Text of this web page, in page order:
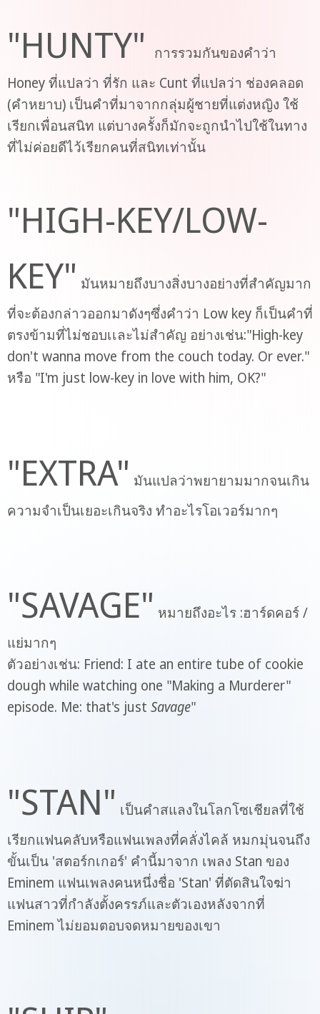
"HUNTY"
การรวมกันของคำว่า
Honey ที่แปลว่า ที่รัก และ Cunt ที่แปลว่า ช่องคลอด
(คำหยาบ) เป็นคำที่มาจากกลุ่มผู้ชายที่แต่งหญิง ใช้
เรียกเพื่อนสนิท แต่บางครั้งก็มักจะถูกนำไปใช้ในทาง
ที่ไม่ค่อยดีไว้เรียกคนที่สนิทเท่านั้น
"HIGH-KEY/LOW-
KEY" มันหมายถึงบางสิ่งบางอย่างที่สำคัญมาก
ที่จะต้องกล่าวออกมาดังๆซึ่งคำว่า Low key ก็เป็นคำที่
ตรงข้ามที่ไม่ชอบเเละไม่สำคัญ อย่างเช่น:"High-key
don't wanna move from the couch today. Or ever."
หรือ "I'm just low-key in love with him, OK?"
"EXTRA" มันแปลว่าพยายามมากจนเกิน
ความจำเป็นเยอะเกินจริง ทำอะไรโอเวอร์มากๆ
"SAVAGE" หมายถึงอะไร :ฮาร์ดคอร์ /
แย่มากๆ
ตัวอย่างเช่น: Friend: I ate an entire tube of cookie
dough while watching one "Making a Murderer"
episode. Me: that's just Savage"
"STAN" เป็นคำสแลงในโลกโซเชียลที่ใช้
เรียกแฟนคลับหรือแฟนเพลงที่คลั่งไคล้ หมกมุ่นจนถึง
ขั้นเป็น 'สตอร์กเกอร์' คำนี้มาจาก เพลง Stan ของ
Eminem แฟนเพลงคนหนึ่งชื่อ 'Stan' ที่ตัดสินใจฆ่า
แฟนสาวที่กำลังตั้งครรภ์และตัวเองหลังจากที่
Eminem ไม่ยอมตอบจดหมายของเขา